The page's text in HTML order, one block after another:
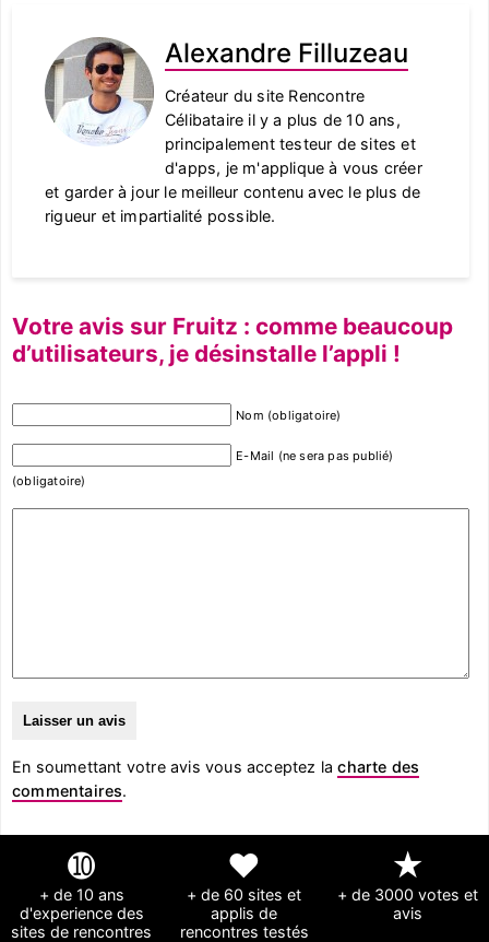
Alexandre Filluzeau
Créateur du site Rencontre
Célibataire il y a plus de 10 ans,
principalement testeur de sites et
d'apps, je m'applique à vous créer
et garder à jour le meilleur contenu avec le plus de
rigueur et impartialité possible.
Votre avis sur Fruitz : comme beaucoup
d’utilisateurs, je désinstalle l’appli !
Nom (obligatoire)
E-Mail (ne sera pas publié)
(obligatoire)
En soumettant votre avis vous acceptez lacharte des
commentaires.
➓
+ de 10 ans
d'experience des
sites de rencontres
❤
+ de 60 sites et
applis de
rencontres testés
★
+ de 3000 votes et
avis